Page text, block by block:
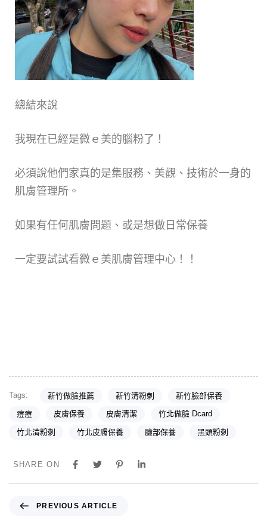
總結來說
我現在已經是微ｅ美的腦粉了！
必須說他們家真的是集服務、美觀、技術於一身的
肌膚管理所。
如果有任何肌膚問題、或是想做日常保養
一定要試試看微ｅ美肌膚管理中心！！
Tags: 新竹做臉推薦 新竹清粉刺 新竹臉部保養
痘痘 皮膚保養 皮膚清潔 竹北做臉 Dcard
竹北清粉刺 竹北皮膚保養 臉部保養 黑頭粉刺
SHARE ON
PREVIOUS ARTICLE